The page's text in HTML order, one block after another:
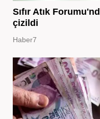
Sıfır Atık
çizildi
Haber7